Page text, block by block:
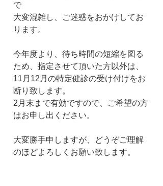
で
大変混雑し、ご迷惑をおかけしてお
ります。
今年度より、待ち時間の短縮を図る
ため、指定させて頂いた方以外は、
11月12月の特定健診の受け付けをお
断り致します。
2月末まで有効ですので、ご希望の方
はお申し出ください。
大変勝手申しますが、どうぞご理解
のほどよろしくお願い致します。